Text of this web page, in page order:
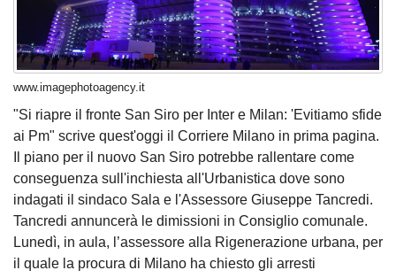
www.imagephotoagency.it
"Si riapre il fronte San Siro per Inter e Milan: 'Evitiamo sfide
ai Pm" scrive quest'oggi il Corriere Milano in prima pagina.
Il piano per il nuovo San Siro potrebbe rallentare come
conseguenza sull'inchiesta all'Urbanistica dove sono
indagati il sindaco Sala e l'Assessore Giuseppe Tancredi.
Tancredi annuncerà le dimissioni in Consiglio comunale.
Lunedì, in aula, l’assessore alla Rigenerazione urbana, per
il quale la procura di Milano ha chiesto gli arresti